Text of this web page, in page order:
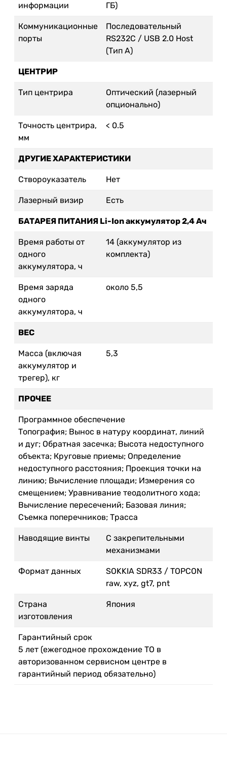
информации ГБ)
Коммуникационные
порты
Последовательный
RS232C / USB 2.0 Host
(Тип А)
ЦЕНТРИР
Тип центрира
Оптический (лазерный
опционально)
Точность центрира,
мм
< 0.5
ДРУГИЕ ХАРАКТЕРИСТИКИ
Створоуказатель Нет
Лазерный визир Есть
БАТАРЕЯ ПИТАНИЯ Li-Ion аккумулятор 2,4 Ач
Время работы от
одного
аккумулятора, ч
14 (аккумулятор из
комплекта)
Время заряда
одного
аккумулятора, ч
около 5,5
ВЕС
Масса (включая
аккумулятор и
трегер), кг
5,3
ПРОЧЕЕ
Программное обеспечение
Топография; Вынос в натуру координат, линий
и дуг; Обратная засечка; Высота недоступного
объекта; Круговые приемы; Определение
недоступного расстояния; Проекция точки на
линию; Вычисление площади; Измерения со
смещением; Уравнивание теодолитного хода;
Вычисление пересечений; Базовая линия;
Съемка поперечников; Трасса
Наводящие винты
С закрепительными
механизмами
Формат данных
SOKKIA SDR33 / TOPCON
raw, xyz, gt7, pnt
Страна
изготовления
Япония
Гарантийный срок
5 лет (ежегодное прохождение ТО в
авторизованном сервисном центре в
гарантийный период обязательно)